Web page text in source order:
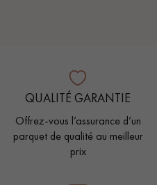
QUALITÉ GARANTIE
Offrez-vous l’assurance d’un
parquet de qualité au meilleur
prix